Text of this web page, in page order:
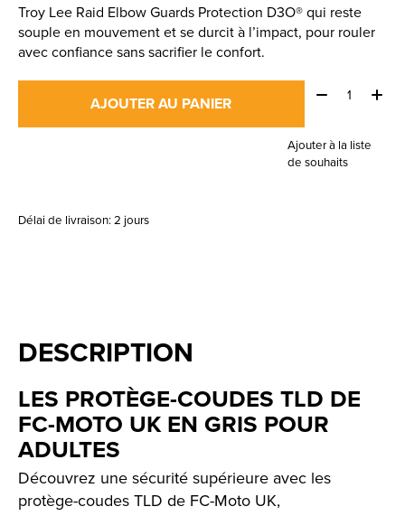
Troy Lee Raid Elbow Guards Protection D3O® qui reste
souple en mouvement et se durcit à l’impact, pour rouler
avec confiance sans sacrifier le confort.
AJOUTER AU PANIER
Quantité:
Ajouter à la liste
de souhaits
Délai de livraison: 2 jours
DESCRIPTION
LES PROTÈGE-COUDES TLD DE
FC-MOTO UK EN GRIS POUR
ADULTES
Découvrez une sécurité supérieure avec les
protège-coudes TLD de FC-Moto UK,